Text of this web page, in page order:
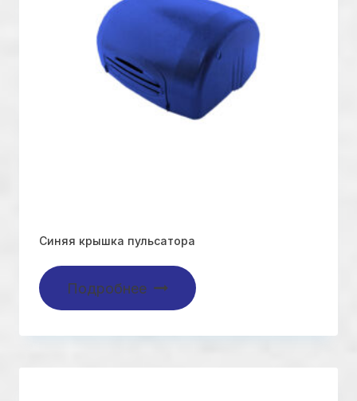
Синяя крышка пульсатора
Подробнее